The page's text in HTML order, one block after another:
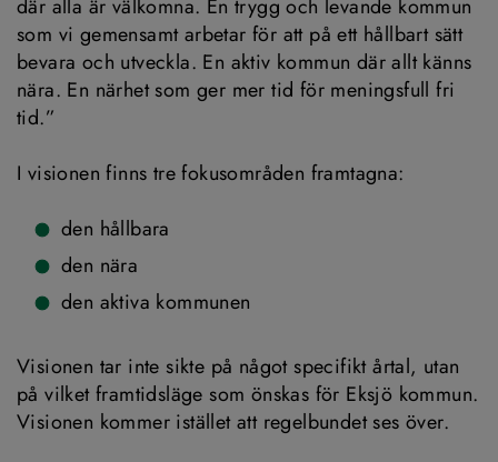
där alla är välkomna. En trygg och levande kommun
som vi gemensamt arbetar för att på ett hållbart sätt
bevara och utveckla. En aktiv kommun där allt känns
nära. En närhet som ger mer tid för meningsfull fri
tid.”
I visionen finns tre fokusområden framtagna:
den hållbara
den nära
den aktiva kommunen
Visionen tar inte sikte på något specifikt årtal, utan
på vilket framtidsläge som önskas för Eksjö kommun.
Visionen kommer istället att regelbundet ses över.